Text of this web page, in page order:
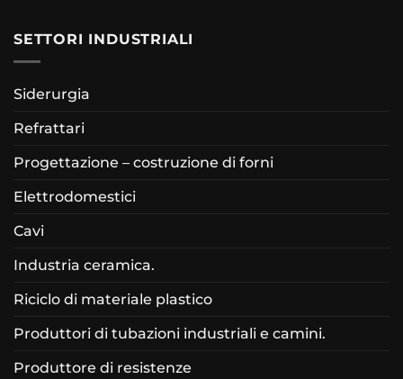
SETTORI INDUSTRIALI
Siderurgia
Refrattari
Progettazione – costruzione di forni
Elettrodomestici
Cavi
Industria ceramica.
Riciclo di materiale plastico
Produttori di tubazioni industriali e camini.
Produttore di resistenze